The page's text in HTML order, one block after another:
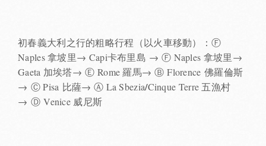
初春義大利之行的粗略行程（以火車移動）： Ⓕ
Naples 拿坡里→ Capi卡布里島 → Ⓕ Naples 拿坡里→
Gaeta 加埃塔→Ⓔ Rome 羅馬→ Ⓑ Florence 佛羅倫斯
→ Ⓒ Pisa 比薩→ Ⓐ La Sbezia/Cinque Terre 五漁村
→ Ⓓ Venice 威尼斯